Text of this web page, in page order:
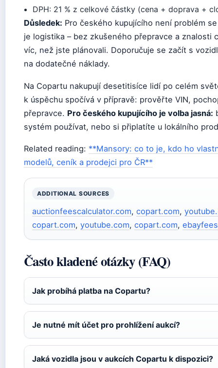
DPH: 21 % z celkové částky (cena + doprava +
Důsledek: Pro českého kupujícího není problém
je logistika – bez zkušeného přepravce a znalosti
víc, než jste plánovali. Doporučuje se začít s
na dodatečné náklady.
Na Copartu nakupují desetitisíce lidí po celém
k úspěchu spočívá v přípravě: prověřte VIN,
přepravce. Pro českého kupujícího je volba jasná:
systém používat, nebo si připlatíte u lokálního
Related reading: **Mansory: co to je, kdo ho
modelů, ceník a prodejci pro ČR**
ADDITIONAL SOURCES
auctionfeescalculator.com, copart.com,
copart.com, youtube.com, copart.com,
Často kladené otázky (FAQ)
Jak probíhá platba na Copartu?
Je nutné mít účet pro prohlížení aukcí?
Jaká vozidla jsou v aukcích Copartu k dispozici?